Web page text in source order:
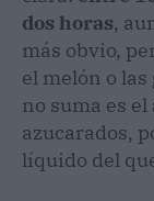
dos horas,
más obvio,
el melón o
no suma es
azucarados,
líquido del